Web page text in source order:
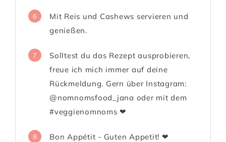
6
Mit Reis und Cashews servieren und
genießen.
7
Solltest du das Rezept ausprobieren,
freue ich mich immer auf deine
Rückmeldung. Gern über Instagram:
@nomnomsfood_jana oder mit dem
#veggienomnoms ❤
8 Bon Appétit - Guten Appetit! ❤